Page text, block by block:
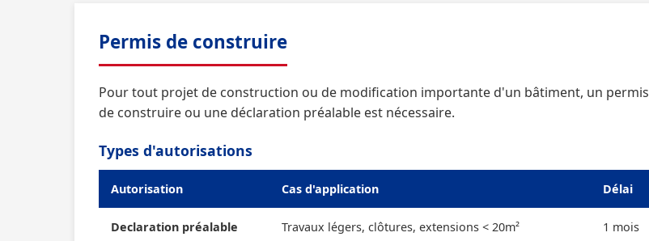
Permis de construire
Pour tout projet de construction ou de modification importante d'un bâtiment, un permis
de construire ou une déclaration préalable est nécessaire.
Types d'autorisations
Autorisation Cas d'application Délai
Declaration préalable Travaux légers, clôtures, extensions < 20m² 1 mois